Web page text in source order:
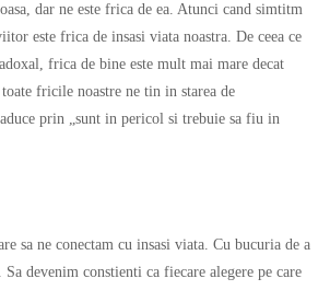
dar ne este frica de ea. Atunci cand simtitm
este frica de insasi viata noastra. De ceea ce
frica de bine este mult mai mare decat
fricile noastre ne tin in starea de
prin „sunt in pericol si trebuie sa fiu in
sa ne conectam cu insasi viata. Cu bucuria de a
devenim constienti ca fiecare alegere pe care